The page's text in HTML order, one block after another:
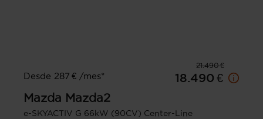
21.490 €
Desde 287 € /mes*
18.490 €
Mazda Mazda2
e-SKYACTIV G 66kW (90CV) Center-Line